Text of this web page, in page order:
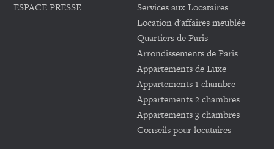
ESPACE PRESSE
Services aux Locataires
Location d'affaires meublée
Quartiers de Paris
Arrondissements de Paris
Appartements de Luxe
Appartements 1 chambre
Appartements 2 chambres
Appartements 3 chambres
Conseils pour locataires